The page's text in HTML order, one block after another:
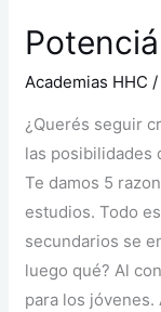
Academias HHC
¿Querés seguir
las posibilidades
Te damos 5
estudios. Todo
secundarios se
luego qué? Al
para los jóvenes.